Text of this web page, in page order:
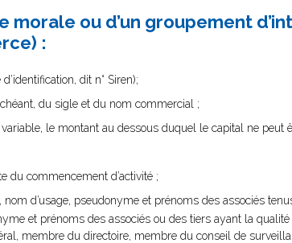
morale ou d’un groupement
:
dit n° Siren);
du sigle et du nom commercial ;
le montant au dessous duquel le capital ne peut
du commencement d’activité ;
nom d’usage, pseudonyme et prénoms des associés
et prénoms des associés ou des tiers ayant la
membre du directoire, membre du conseil de